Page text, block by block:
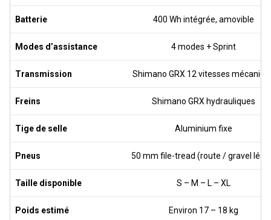
Batterie 400 Wh intégrée, amovible
Modes d’assistance 4 modes + Sprint
Transmission Shimano GRX 12 vitesses
Freins Shimano GRX hydrauliques
Tige de selle Aluminium fixe
Pneus 50 mm file-tread (route / gravel
Taille disponible S – M – L – XL
Poids estimé Environ 17 – 18 kg